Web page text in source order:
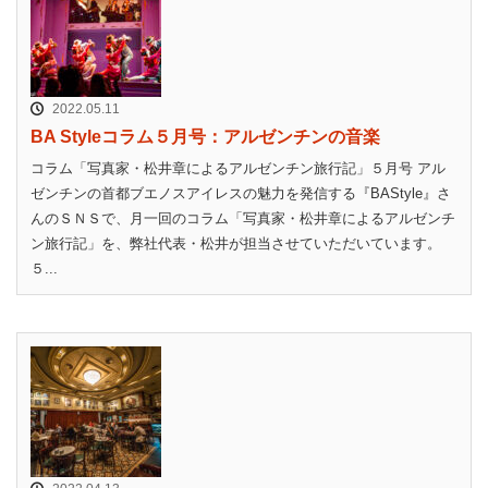
2022.05.11
BA Styleコラム５月号：アルゼンチンの音楽
コラム「写真家・松井章によるアルゼンチン旅行記」５月号 アル
ゼンチンの首都ブエノスアイレスの魅力を発信する『BAStyle』さ
んのＳＮＳで、月一回のコラム「写真家・松井章によるアルゼンチ
ン旅行記」を、弊社代表・松井が担当させていただいています。
５...